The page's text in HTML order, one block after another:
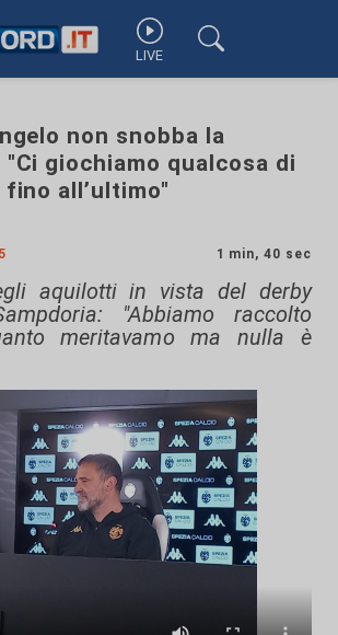
LIVE
non snobba la
"Ci giochiamo qualcosa di
all’ultimo"
1 min, 40 sec
aquilotti in vista del derby
"Abbiamo raccolto
meritavamo ma nulla è